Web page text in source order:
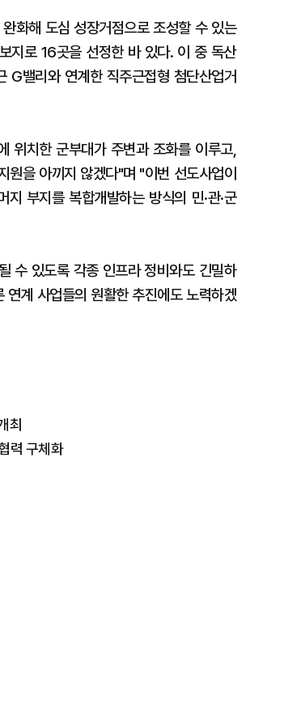
화해 도심 성장거점으로 조성할 수 있는
지로 16곳을 선정한 바 있다. 이 중 독산
G밸리와 연계한 직주근접형 첨단산업거
위치한 군부대가 주변과 조화를 이루고,
을 아끼지 않겠다"며 "이번 선도사업이
부지를 복합개발하는 방식의 민·관·군
수 있도록 각종 인프라 정비와도 긴밀하
계 사업들의 원활한 추진에도 노력하겠
최
력 구체화